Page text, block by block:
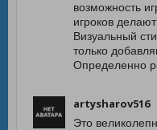
возможность
игроков
Визуальный
только
Определенно
artysharov516
Это